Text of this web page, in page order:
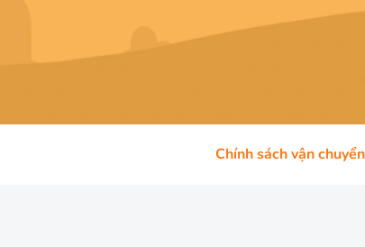
Chính sách vận chuyển